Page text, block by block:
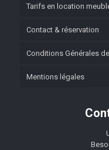
Tarifs en location
Contact & réservation
Conditions Générales
Mentions légales